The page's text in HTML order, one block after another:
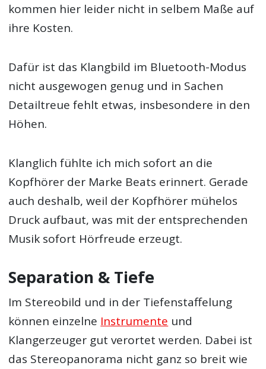
kommen hier leider nicht in selbem Maße auf
ihre Kosten.
Dafür ist das Klangbild im Bluetooth-Modus
nicht ausgewogen genug und in Sachen
Detailtreue fehlt etwas, insbesondere in den
Höhen.
Klanglich fühlte ich mich sofort an die
Kopfhörer der Marke Beats erinnert. Gerade
auch deshalb, weil der Kopfhörer mühelos
Druck aufbaut, was mit der entsprechenden
Musik sofort Hörfreude erzeugt.
Separation & Tiefe
Im Stereobild und in der Tiefenstaffelung
können einzelne Instrumente und
Klangerzeuger gut verortet werden. Dabei ist
das Stereopanorama nicht ganz so breit wie